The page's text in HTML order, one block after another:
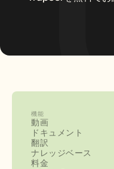
機能
動画
ドキュメント
翻訳
ナレッジベース
料金